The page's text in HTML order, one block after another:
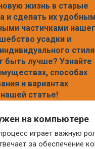
жизнь в старые
и сделать их
частичками
усадки и
быть лучше? Узнайте
способах
и вариантах
статье!
на компьютере
играет важную
за обеспечение